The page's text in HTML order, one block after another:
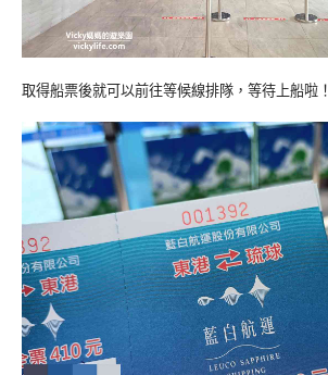
取得船票後就可以前往等候線排隊，等待上船啦！